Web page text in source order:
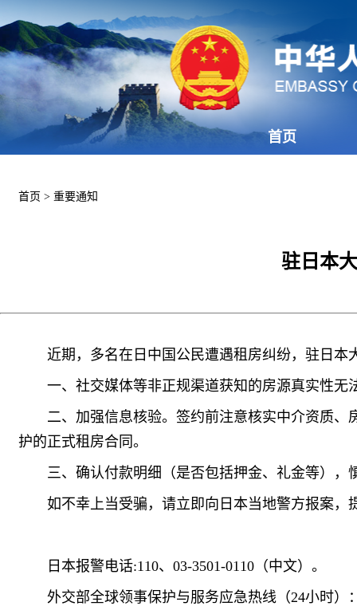
首页
首页 > 重要通知
驻日本
近期，多名在日中国公民遭遇租房纠纷，驻日本
一、社交媒体等非正规渠道获知的房源真实性
二、加强信息核验。签约前注意核实中介资质
护的正式租房合同。
三、确认付款明细（是否包括押金、礼金等）
如不幸上当受骗，请立即向日本当地警方报案
日本报警电话:110、03-3501-0110（中文）。
外交部全球领事保护与服务应急热线（24小时）